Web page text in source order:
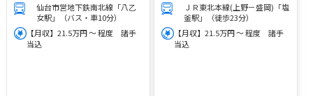
仙台市営地下鉄南北線「八乙
女駅」（バス・車10分）
【月収】21.5万円 ～ 程度 諸手
当込
ＪＲ東北本線(上野－盛岡)「塩
釜駅」（徒歩23分）
【月収】21.5万円 ～ 程度 諸手
当込